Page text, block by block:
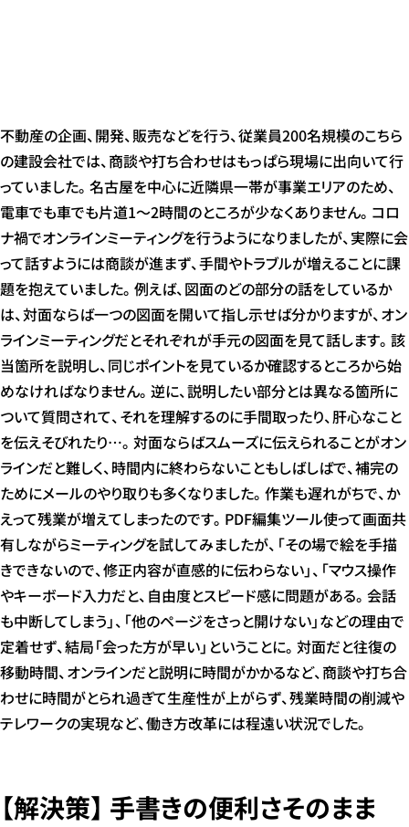
不動産の企画、開発、販売などを行う、従業員200名規模のこちら
の建設会社では、商談や打ち合わせはもっぱら現場に出向いて行
っていました。名古屋を中心に近隣県一帯が事業エリアのため、
電車でも車でも片道1～2時間のところが少なくありません。コロ
ナ禍でオンラインミーティングを行うようになりましたが、実際に会
って話すようには商談が進まず、手間やトラブルが増えることに課
題を抱えていました。例えば、図面のどの部分の話をしているか
は、対面ならば一つの図面を開いて指し示せば分かりますが、オン
ラインミーティングだとそれぞれが手元の図面を見て話します。該
当箇所を説明し、同じポイントを見ているか確認するところから始
めなければなりません。逆に、説明したい部分とは異なる箇所に
ついて質問されて、それを理解するのに手間取ったり、肝心なこと
を伝えそびれたり…。対面ならばスムーズに伝えられることがオン
ラインだと難しく、時間内に終わらないこともしばしばで、補完の
ためにメールのやり取りも多くなりました。作業も遅れがちで、か
えって残業が増えてしまったのです。PDF編集ツール使って画面共
有しながらミーティングを試してみましたが、「その場で絵を手描
きできないので、修正内容が直感的に伝わらない」、「マウス操作
やキーボード入力だと、自由度とスピード感に問題がある。会話
も中断してしまう」、「他のページをさっと開けない」などの理由で
定着せず、結局「会った方が早い」ということに。対面だと往復の
移動時間、オンラインだと説明に時間がかかるなど、商談や打ち合
わせに時間がとられ過ぎて生産性が上がらず、残業時間の削減や
テレワークの実現など、働き方改革には程遠い状況でした。
【解決策】 手書きの便利さそのまま